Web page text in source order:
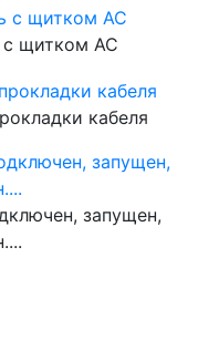
с щитком АС
кабеля
запущен,